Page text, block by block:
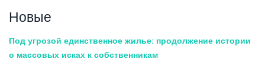
Новые
Под угрозой единственное жилье: продолжение истории
о массовых исках к собственникам